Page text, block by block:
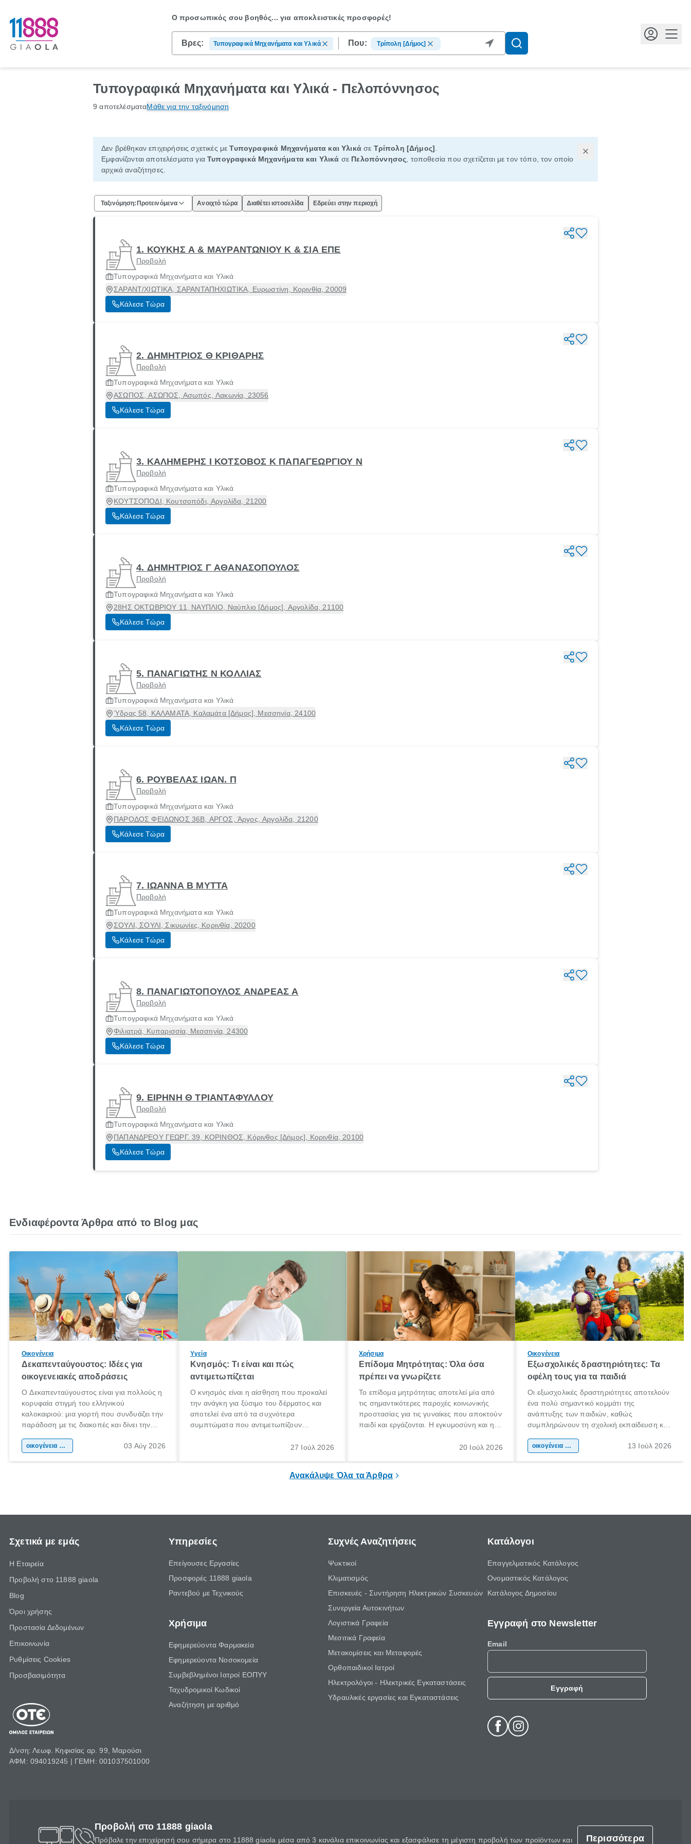
Ο προσωπικός σου βοηθός...για αποκλειστικές προσφορές!
Βρες: Τυπογραφικά Μηχανήματα και Υλικά Που: Τρίπολη [Δήμος]
Τυπογραφικά Μηχανήματα και Υλικά - Πελοπόννησος
9 αποτελέσματαΜάθε για την ταξινόμηση
Δεν βρέθηκαν επιχειρήσεις σχετικές μεΤυπογραφικά Μηχανήματα και Υλικάσε Τρίπολη [Δήμος]
Εμφανίζονται αποτελέσματα γιαΤυπογραφικά Μηχανήματα και Υλικά σε Πελοπόννησος , τοποθεσία που σχετίζεται με τον τόπο, τον οποίο
αρχικά αναζήτησες.
Ταξινόμηση: Προτεινόμενα Ανοιχτό τώρα Διαθέτει ιστοσελίδα Εδρεύει στην περιοχή
1. ΚΟΥΚΗΣ Α & ΜΑΥΡΑΝΤΩΝΙΟΥ Κ & ΣΙΑ ΕΠΕ
Προβολή
Τυπογραφικά Μηχανήματα και Υλικά
ΣΑΡΑΝΤ/ΧΙΩΤΙΚΑ, ΣΑΡΑΝΤΑΠΗΧΙΩΤΙΚΑ, Ευρωστίνη, Κορινθία, 20009
Κάλεσε Τώρα
2. ΔΗΜΗΤΡΙΟΣ Θ ΚΡΙΘΑΡΗΣ
Προβολή
Τυπογραφικά Μηχανήματα και Υλικά
ΑΣΩΠΟΣ, ΑΣΩΠΟΣ, Ασωπός, Λακωνία, 23056
Κάλεσε Τώρα
3. ΚΑΛΗΜΕΡΗΣ Ι ΚΟΤΣΟΒΟΣ Κ ΠΑΠΑΓΕΩΡΓΙΟΥ Ν
Προβολή
Τυπογραφικά Μηχανήματα και Υλικά
ΚΟΥΤΣΟΠΟΔΙ, Κουτσοπόδι, Αργολίδα, 21200
Κάλεσε Τώρα
4. ΔΗΜΗΤΡΙΟΣ Γ ΑΘΑΝΑΣΟΠΟΥΛΟΣ
Προβολή
Τυπογραφικά Μηχανήματα και Υλικά
28ΗΣ ΟΚΤΩΒΡΙΟΥ 11, ΝΑΥΠΛΙΟ, Ναύπλιο [Δήμος], Αργολίδα, 21100
Κάλεσε Τώρα
5. ΠΑΝΑΓΙΩΤΗΣ Ν ΚΟΛΛΙΑΣ
Προβολή
Τυπογραφικά Μηχανήματα και Υλικά
Ύδρας 58, ΚΑΛΑΜΑΤΑ, Καλαμάτα [Δήμος], Μεσσηνία, 24100
Κάλεσε Τώρα
6. ΡΟΥΒΕΛΑΣ ΙΩΑΝ. Π
Προβολή
Τυπογραφικά Μηχανήματα και Υλικά
ΠΑΡΟΔΟΣ ΦΕΙΔΩΝΟΣ 36Β, ΑΡΓΟΣ, Άργος, Αργολίδα, 21200
Κάλεσε Τώρα
7. ΙΩΑΝΝΑ Β ΜΥΤΤΑ
Προβολή
Τυπογραφικά Μηχανήματα και Υλικά
ΣΟΥΛΙ, ΣΟΥΛΙ, Σικυωνίες, Κορινθία, 20200
Κάλεσε Τώρα
8. ΠΑΝΑΓΙΩΤΟΠΟΥΛΟΣ ΑΝΔΡΕΑΣ Α
Προβολή
Τυπογραφικά Μηχανήματα και Υλικά
Φιλιατρά, Κυπαρισσία, Μεσσηνία, 24300
Κάλεσε Τώρα
9. ΕΙΡΗΝΗ Θ ΤΡΙΑΝΤΑΦΥΛΛΟΥ
Προβολή
Τυπογραφικά Μηχανήματα και Υλικά
ΠΑΠΑΝΔΡΕΟΥ ΓΕΩΡΓ. 39, ΚΟΡΙΝΘΟΣ, Κόρινθος [Δήμος], Κορινθία, 20100
Κάλεσε Τώρα
Ενδιαφέροντα Άρθρα από το Blog μας
Οικογένεια
Δεκαπενταύγουστος: Ιδέες για
οικογενειακές αποδράσεις
Ο Δεκαπενταύγουστος είναι για πολλούς η
κορυφαία στιγμή του ελληνικού
καλοκαιριού: μια γιορτή που συνδυάζει την
παράδοση με τις διακοπές και δίνει την
χώρας. Είτε πρόκειται για λίγες μέρες
οικογένεια & παιδί 03 Αύγ 2026
Υγεία
Κνησμός: Τι είναι και πώς
αντιμετωπίζεται
Ο κνησμός είναι η αίσθηση που προκαλεί
την ανάγκη για ξύσιμο του δέρματος και
αποτελεί ένα από τα συχνότερα
συμπτώματα που αντιμετωπίζουν
πληροφορίες για το «κνησμός τι είναι»,
27 Ιούλ 2026
Χρήσιμα
Επίδομα Μητρότητας: Όλα όσα
πρέπει να γνωρίζετε
Το επίδομα μητρότητας αποτελεί μία από
τις σημαντικότερες παροχές κοινωνικής
προστασίας για τις γυναίκες που αποκτούν
παιδί και εργάζονται. Η εγκυμοσύνη και η
σημαντική περίοδος στη ζωή κάθε20 Ιούλ 2026
Οικογένεια
Εξωσχολικές δραστηριότητες: Τα
οφέλη τους για τα παιδιά
Οι εξωσχολικές δραστηριότητες αποτελούν
ένα πολύ σημαντικό κομμάτι της
ανάπτυξης των παιδιών, καθώς
συμπληρώνουν τη σχολική εκπαίδευση και
της προσωπικότητας, της κοινωνικότητας
οικογένεια & παιδί 13 Ιούλ 2026
Ανακάλυψε Όλα τα Άρθρα
Σχετικά με εμάς
Η Εταιρεία
Προβολή στο 11888 giaola
Blog
Όροι χρήσης
Προστασία Δεδομένων
Επικοινωνία
Ρυθμίσεις Cookies
Προσβασιμότητα
Δ/νση: Λεωφ. Κηφισίας αρ. 99, Μαρούσι
ΑΦΜ: 094019245 | ΓΕΜΗ: 001037501000
Υπηρεσίες
Επείγουσες Εργασίες
Προσφορές 11888 giaola
Ραντεβού με Τεχνικούς
Χρήσιμα
Εφημερεύοντα Φαρμακεία
Εφημερεύοντα Νοσοκομεία
Συμβεβλημένοι Ιατροί ΕΟΠΥΥ
Ταχυδρομικοί Κωδικοί
Αναζήτηση με αριθμό
Συχνές Αναζητήσεις
Ψυκτικοί
Κλιματισμός
Επισκευές - Συντήρηση Ηλεκτρικών Συσκευών
Συνεργεία Αυτοκινήτων
Λογιστικά Γραφεία
Μεσιτικά Γραφεία
Μετακομίσεις και Μεταφορές
Ορθοπαιδικοί Ιατροί
Ηλεκτρολόγοι - Ηλεκτρικές Εγκαταστάσεις
Υδραυλικές εργασίες και Εγκαταστάσεις
Κατάλογοι
Επαγγελματικός Κατάλογος
Ονομαστικός Κατάλογος
Κατάλογος Δημοσίου
Εγγραφή στο Newsletter
Email
Εγγραφή
Προβολή στο 11888 giaola
Πρόβαλε την επιχείρησή σου σήμερα στο 11888 giaola μέσα από 3 κανάλια επικοινωνίας και εξασφάλισε τη μέγιστη προβολή των προϊόντων και Περισσότερα